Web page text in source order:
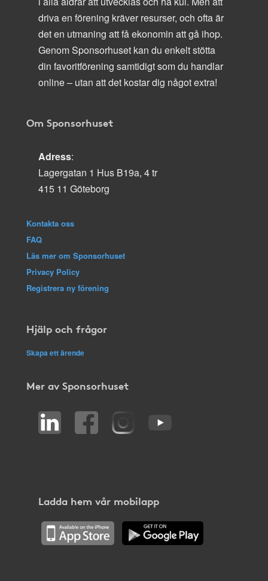
driva en förening kräver resurser, och ofta är
det en utmaning att få ekonomin att gå ihop.
Genom Sponsorhuset kan du enkelt stötta
din favoritförening samtidigt som du handlar
online – utan att det kostar dig något extra!
Om Sponsorhuset
Adress:
Lagergatan 1 Hus B19a, 4 tr
415 11 Göteborg
Kontakta oss
FAQ
Läs mer om Sponsorhuset
Privacy Policy
Registrera ny förening
Hjälp och frågor
Skapa ett ärende
Mer av Sponsorhuset
Ladda hem vår mobilapp